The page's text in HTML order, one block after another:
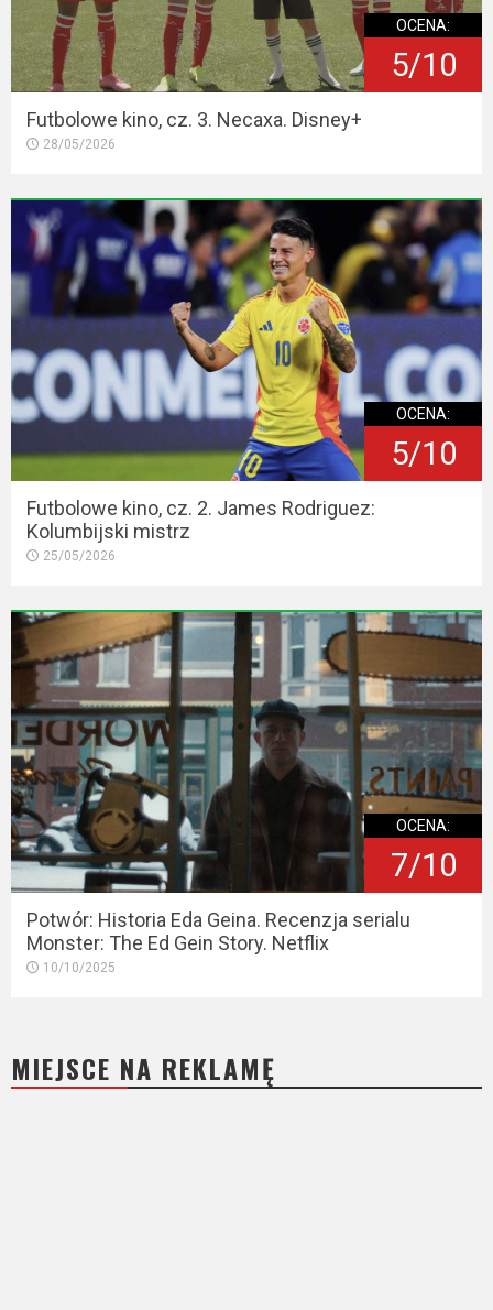
OCENA:
5/10
Futbolowe kino, cz. 3. Necaxa. Disney+
28/05/2026
OCENA:
5/10
Futbolowe kino, cz. 2. James Rodriguez:
Kolumbijski mistrz
25/05/2026
OCENA:
7/10
Potwór: Historia Eda Geina. Recenzja serialu
Monster: The Ed Gein Story. Netflix
10/10/2025
MIEJSCE NA REKLAMĘ